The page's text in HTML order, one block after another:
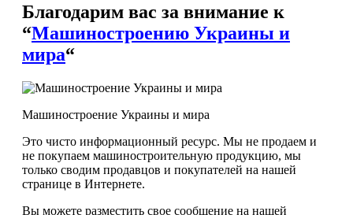
Благодарим вас за внимание к
“Машиностроению Украины и
мира“
Машиностроение Украины и мира
Это чисто информационный ресурс. Мы не продаем и
не покупаем машиностроительную продукцию, мы
только сводим продавцов и покупателей на нашей
странице в Интернете.
Вы можете разместить свое сообщение на нашей